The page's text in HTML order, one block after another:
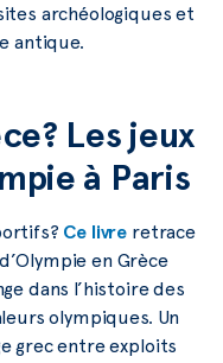
archéologiques et
antique.
Les jeux
à Paris
Ce livre retrace
en Grèce
dans l’histoire des
olympiques. Un
grec entre exploits